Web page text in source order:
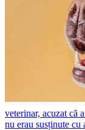
veterinar, acuzat că
nu erau susținute cu